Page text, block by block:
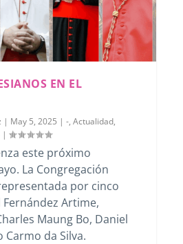
EN EL
| May 5, 2025 |-,Actualidad,
|
este próximo
La Congregación
por cinco
Artime,
Maung Bo, Daniel
da Silva.